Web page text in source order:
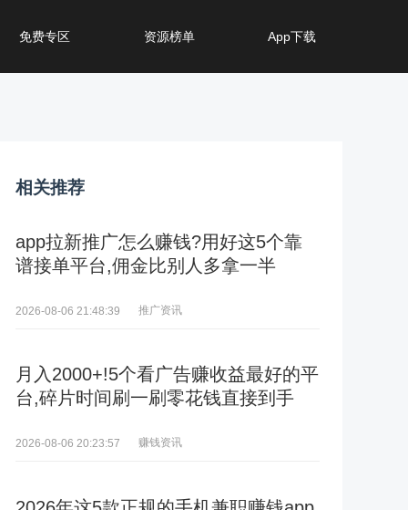
免费专区 资源榜单 App下载
相关推荐
app拉新推广怎么赚钱?用好这5个靠
谱接单平台,佣金比别人多拿一半
2026-08-06 21:48:39 推广资讯
月入2000+!5个看广告赚收益最好的平
台,碎片时间刷一刷零花钱直接到手
2026-08-06 20:23:57 赚钱资讯